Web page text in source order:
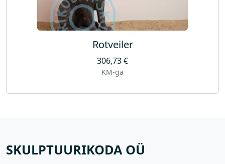
Rotveiler
306,73€
KM-ga
SKULPTUURIKODA OÜ